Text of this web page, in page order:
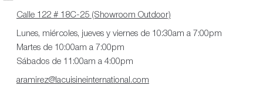
Calle 122 # 18C-25 (Showroom Outdoor)
Lunes, miércoles, jueves y viernes de 10:30am a 7:00pm
Martes de 10:00am a 7:00pm
Sábados de 11:00am a 4:00pm
aramirez@lacuisineinternational.com